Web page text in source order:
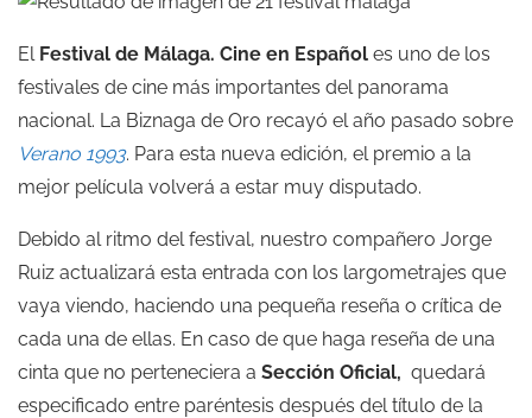
ElFestival de Málaga. Cine en Español es uno de los
festivales de cine más importantes del panorama
nacional. La Biznaga de Oro recayó el año pasado sobre
Verano 1993. Para esta nueva edición, el premio a la
mejor película volverá a estar muy disputado.
Debido al ritmo del festival, nuestro compañero Jorge
Ruiz actualizará esta entrada con los largometrajes que
vaya viendo, haciendo una pequeña reseña o crítica de
cada una de ellas. En caso de que haga reseña de una
cinta que no perteneciera a Sección Oficial, quedará
especificado entre paréntesis después del título de la